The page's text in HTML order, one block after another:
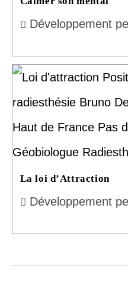
Développement
La loi d’Attraction
Développement